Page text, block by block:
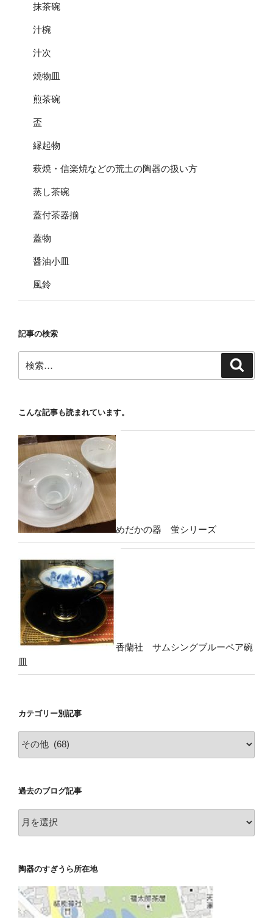
抹茶碗
汁椀
汁次
焼物皿
煎茶碗
盃
縁起物
萩焼・信楽焼などの荒土の陶器の扱い方
蒸し茶碗
蓋付茶器揃
蓋物
醤油小皿
風鈴
記事の検索
索:
こんな記事も読まれています。
めだかの器 蛍シリーズ
香蘭社 サムシングブルーペア碗
皿
カテゴリー別記事
テ
ー
別
記
事
過去のブログ記事
去
ロ
グ
記
陶器のすぎうら所在地